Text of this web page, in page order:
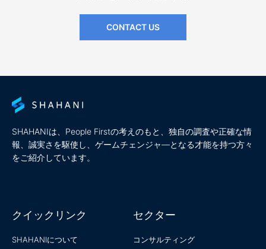
CONTACT US
SHAHANIは、People Firstの考えのもと、独自の調査や正確な情
報、誠実さを駆使し、ゲームチェンジャ―となる才能を持つ方々
をご紹介しています。
クイックリンク
SHAHANIについて
セクター
コンサルティング